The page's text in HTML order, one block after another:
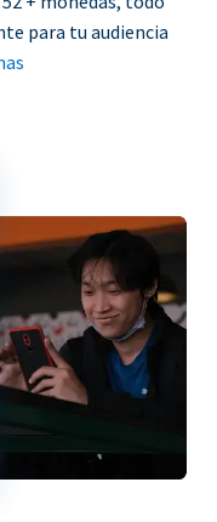
para tu audiencia